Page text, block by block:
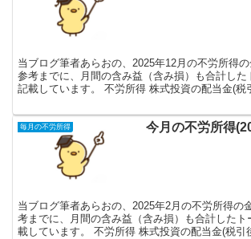
当ブログ筆者あらおの、2025年12月の不労所得の
参考までに、月間の含み益（含み損）も合計した
記載しています。 不労所得 株式投資の配当金(税
毎月の不労所得 今月の不労所得
当ブログ筆者あらおの、2025年2月の不労所得の
考までに、月間の含み益（含み損）も合計したト
載しています。 不労所得 株式投資の配当金(税引